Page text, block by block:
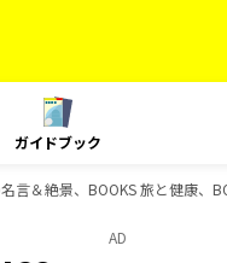
ガイドブック
＆絶景、BOOKS 旅と健康、
AD